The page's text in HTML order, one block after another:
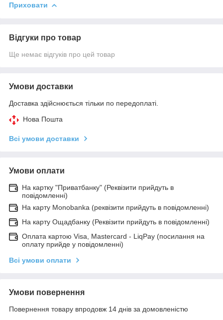
Приховати
Відгуки про товар
Ще немає відгуків про цей товар
Умови доставки
Доставка здійснюється тільки по передоплаті.
Нова Пошта
Всі умови доставки
Умови оплати
На картку "Приватбанку" (Реквізити прийдуть в
повідомленні)
На карту Monobanka (реквізити прийдуть в повідомленні)
На карту Ощадбанку (Реквізити прийдуть в повідомленні)
Оплата картою Visa, Mastercard - LiqPay (посилання на
оплату прийде у повідомленні)
Всі умови оплати
Умови повернення
Повернення товару впродовж 14 днів за домовленістю